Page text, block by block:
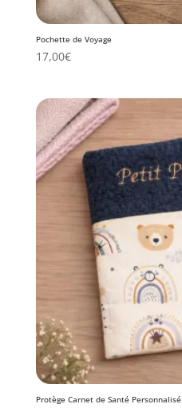
Pochette de Voyage
17,00€
Protège Carnet de Santé Personnalisé